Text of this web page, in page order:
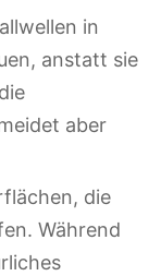
in
anstatt sie
aber
die
Während